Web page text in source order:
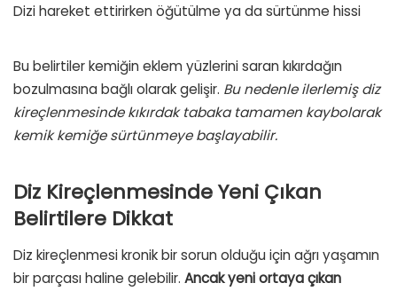
Dizi hareket ettirirken öğütülme ya da sürtünme hissi
Bu belirtiler kemiğin eklem yüzlerini saran kıkırdağın
bozulmasına bağlı olarak gelişir. Bu nedenle ilerlemiş diz
kireçlenmesinde kıkırdak tabaka tamamen kaybolarak
kemik kemiğe sürtünmeye başlayabilir.
Diz Kireçlenmesinde Yeni Çıkan
Belirtilere Dikkat
Diz kireçlenmesi kronik bir sorun olduğu için ağrı yaşamın
bir parçası haline gelebilir. Ancak yeni ortaya çıkan